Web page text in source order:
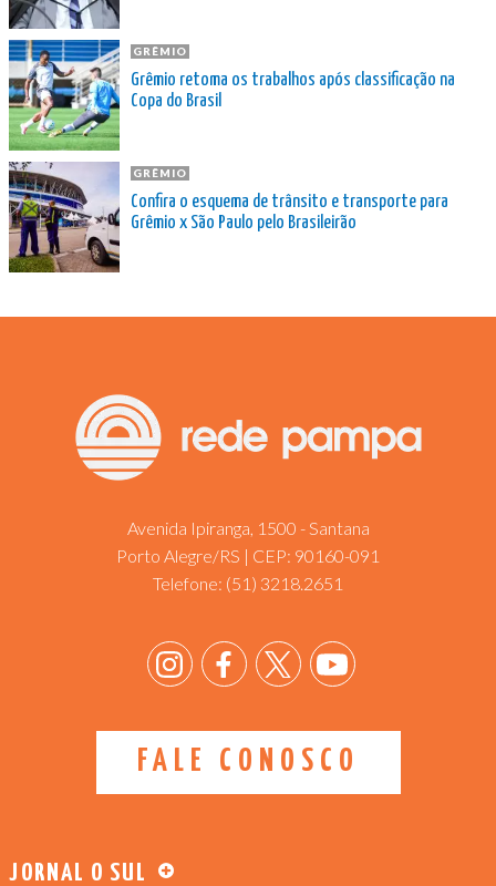
GRÊMIO
Grêmio retoma os trabalhos após classificação na
Copa do Brasil
GRÊMIO
Confira o esquema de trânsito e transporte para
Grêmio x São Paulo pelo Brasileirão
Avenida Ipiranga, 1500 - Santana
Porto Alegre/RS | CEP: 90160-091
Telefone: (51) 3218.2651
FALE CONOSCO
JORNAL O SUL